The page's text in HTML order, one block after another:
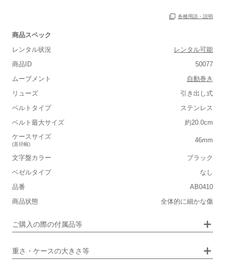
各種用語・説明
商品スペック
レンタル状況
レンタル可能
商品ID
50077
ムーブメント
自動巻き
リューズ
引き出し式
ベルトタイプ
ステンレス
ベルト最大サイズ
約20.0cm
ケースサイズ
(直径幅)
46mm
文字盤カラー
ブラック
ベゼルタイプ
なし
品番
AB0410
商品状態
全体的に細かな傷
ご購入の際の付属品等
重さ・ケースの大きさ等
■重さ(ベルト込み)
■ケースの大きさ
小さい 大きい
■装飾感
カジュアル ビジネス